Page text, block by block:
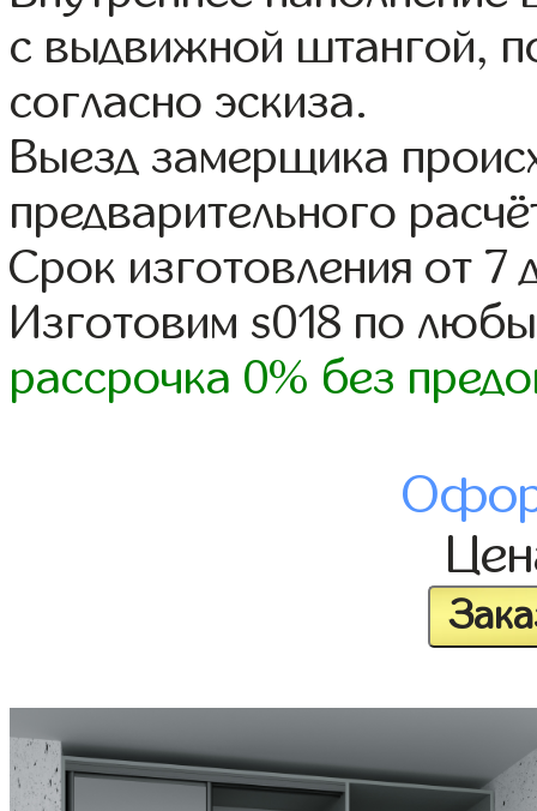
с выдвижной штангой,
согласно эскиза.
Выезд замерщика
предварительного
Срок изготовления от 7
Изготовим s018 по
рассрочка 0% без